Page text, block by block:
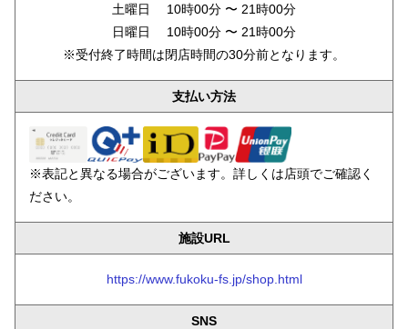
土曜日 10時00分 〜 21時00分
日曜日 10時00分 〜 21時00分
※受付終了時間は閉店時間の30分前となります。
支払い方法
※表記と異なる場合がございます。詳しくは店頭でご確認く
ださい。
施設URL
https://www.fukoku-fs.jp/shop.html
SNS